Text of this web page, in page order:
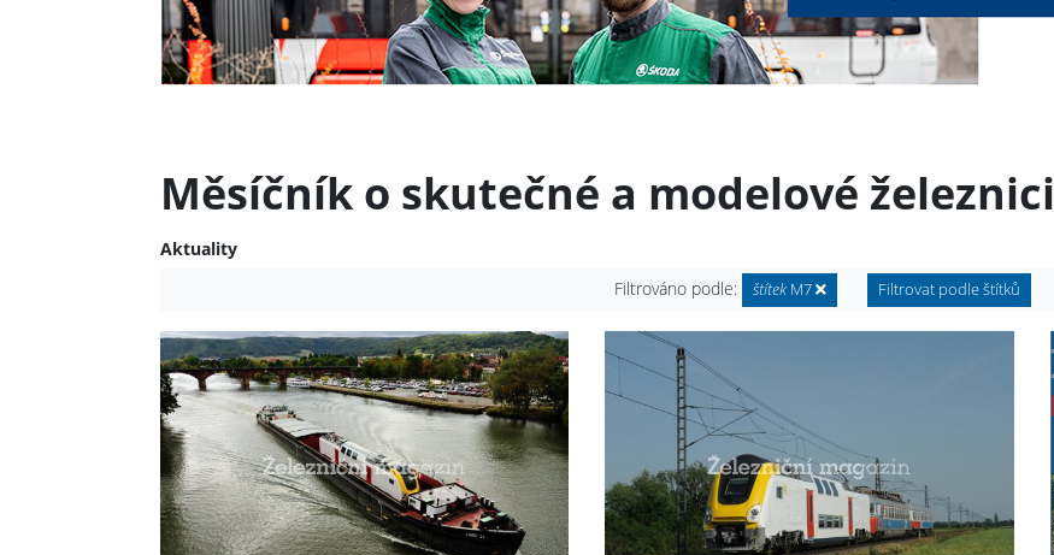
Měsíčník o skutečné a modelové železnici
Aktuality
Filtrováno podle:
štítekM7 Filtrovat podle štítků